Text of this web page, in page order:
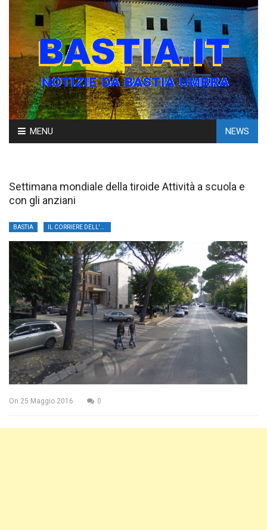
Skip
to
MENU NEWS
Settimana mondiale della tiroide Attività a scuola e
con gli anziani
BASTIA
On 25 Maggio 2016 0